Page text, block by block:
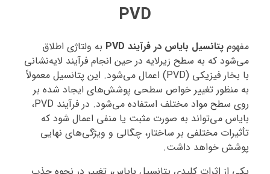
PVD
مفهوم پتانسیل بایاس در فرآیند PVD
به ولتاژی اطلاق
می‌شود که به سطح زیرلایه در حین انجام فرآیند لایه‌نشانی
با بخار فیزیکی (PVD) اعمال می‌شود. این پتانسیل معمولاً
به منظور تغییر خواص سطحی پوشش‌های ایجاد شده بر
روی سطح مواد مختلف استفاده می‌شود. در فرآیند PVD،
بایاس می‌تواند به صورت مثبت یا منفی اعمال شود که
تأثیرات مختلفی بر ساختار، چگالی و ویژگی‌های نهایی
پوشش خواهد داشت.